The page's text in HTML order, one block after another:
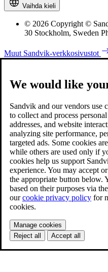
Vaihda kieli
© 2026 Copyright ©
30 Stockholm, Sweden
Muut Sandvik-verkkosivustot
We would like
Sandvik and our vendors use
to collect and process
addresses, and website
analyzing site performance,
targeted ads. Some cookies
while others are used only if
cookies help us support
experience. You may accept
the appropriate button below.
based on their purposes via
ourcookie privacy policy for
cookies.
Manage cookies
Reject all
Accept all